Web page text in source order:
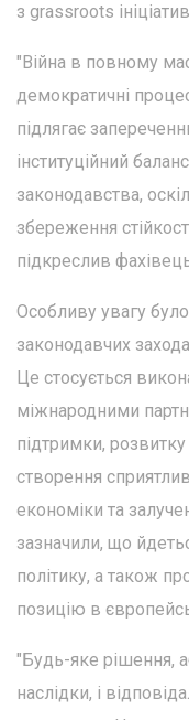
з grassroots
"Війна в повному
демократичні
підлягає
інституційний
законодавства,
збереження
підкреслив
Особливу увагу
законодавчих
Це стосується
міжнародними
підтримки,
створення
економіки та
зазначили, що
політику, а також
позицію в
"Будь-яке рішення,
наслідки, і